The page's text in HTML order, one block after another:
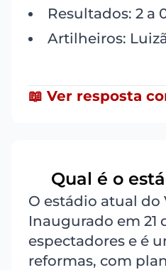
Resultados: 2 a
Artilheiros:
📖 Ver resposta
Qual é o
O estádio atual do
Inaugurado em 21
espectadores e é
reformas, com